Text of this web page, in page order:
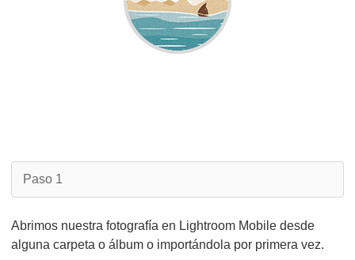
Paso 1
Abrimos nuestra fotografía en Lightroom Mobile desde
alguna carpeta o álbum o importándola por primera vez.